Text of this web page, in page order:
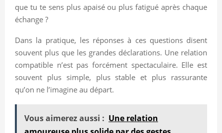
que tu te sens plus apaisé ou plus fatigué après chaque
échange ?
Dans la pratique, les réponses à ces questions disent
souvent plus que les grandes déclarations. Une relation
compatible n’est pas forcément spectaculaire. Elle est
souvent plus simple, plus stable et plus rassurante
qu’on ne l’imagine au départ.
Vous aimerez aussi : Une relation